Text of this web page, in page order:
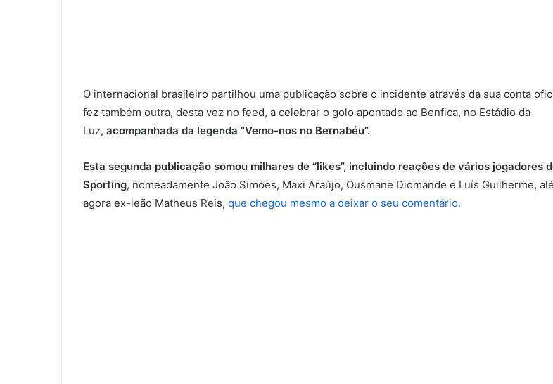
O internacional brasileiro partilhou uma publicação sobre o incidente através da sua conta
fez também outra, desta vez no feed, a celebrar o golo apontado ao Benfica, no Estádio da
Luz, acompanhada da legenda “Vemo-nos no Bernabéu”.
Esta segunda publicação somou milhares de “likes”, incluindo reações de vários jogadores
Sporting, nomeadamente João Simões, Maxi Araújo, Ousmane Diomande e Luís Guilherme,
agora ex-leão Matheus Reis, que chegou mesmo a deixar o seu comentário.